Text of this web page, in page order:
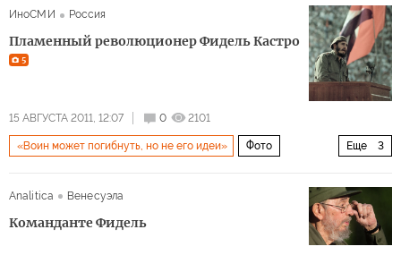
ИноСМИ
Россия
Пламенный революционер Фидель Кастро
5
15 АВГУСТА 2011, 12:07 0 2101
Еще 3
«Воин может погибнуть, но не его идеи» Фото
Analitica
Венесуэла
Команданте Фидель